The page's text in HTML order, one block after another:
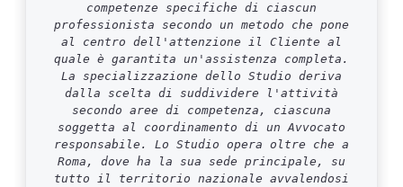
competenze specifiche di ciascun
professionista secondo un metodo che pone
al centro dell'attenzione il Cliente al
quale è garantita un'assistenza completa.
La specializzazione dello Studio deriva
dalla scelta di suddividere l'attività
secondo aree di competenza, ciascuna
soggetta al coordinamento di un Avvocato
responsabile. Lo Studio opera oltre che a
Roma, dove ha la sua sede principale, su
tutto il territorio nazionale avvalendosi